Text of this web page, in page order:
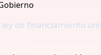
de financiamiento